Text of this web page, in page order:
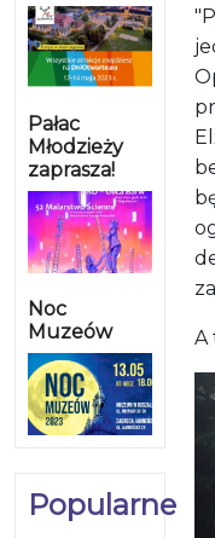
Pałac
Młodzieży
zaprasza!
Noc
Muzeów
Popularne
A